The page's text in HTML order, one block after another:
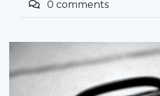
0 comments